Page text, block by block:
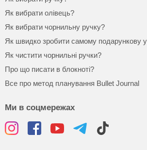
Як вибрати олівець?
Як вибрати чорнильну ручку?
Як швидко зробити самому подарункову
Як чистити чорнильні ручки?
Про що писати в блокноті?
Все про метод планування Bullet Journal
Ми в соцмережах